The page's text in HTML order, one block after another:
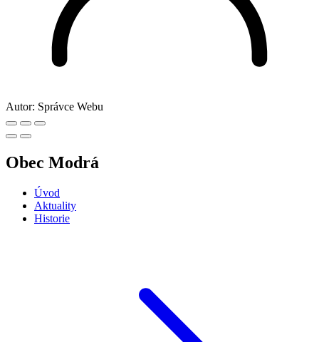
Autor: Správce Webu
Obec Modrá
Úvod
Aktuality
Historie